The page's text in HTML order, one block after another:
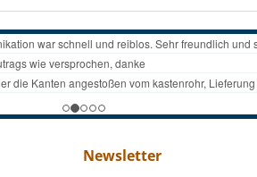
Newsletter